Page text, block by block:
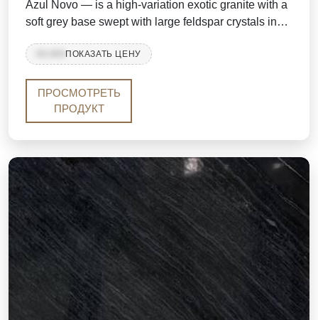
Azul Novo — is a high-variation exotic granite with a
soft grey base swept with large feldspar crystals in
Thanks to its rich feldspar concentration, almost
installation a one-of-a-kind character. It is mined from
the same quarry that produces Azul White and Azul
Blue granite.
ПОКАЗАТЬ ЦЕНУ
ПРОСМОТРЕТЬ
ПРОДУКТ